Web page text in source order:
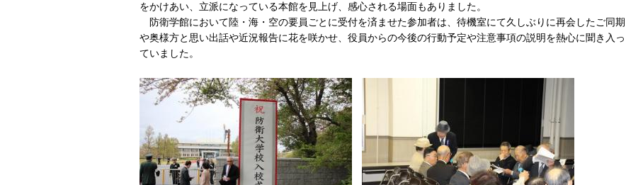
をかけあい、立派になっている本館を見上げ、感心される場面もありました。
防衛学館において陸・海・空の要員ごとに受付を済ませた参加者は、待機室にて久しぶりに再会したご同期
や奥様方と思い出話や近況報告に花を咲かせ、役員からの今後の行動予定や注意事項の説明を熱心に聞き入っ
ていました。